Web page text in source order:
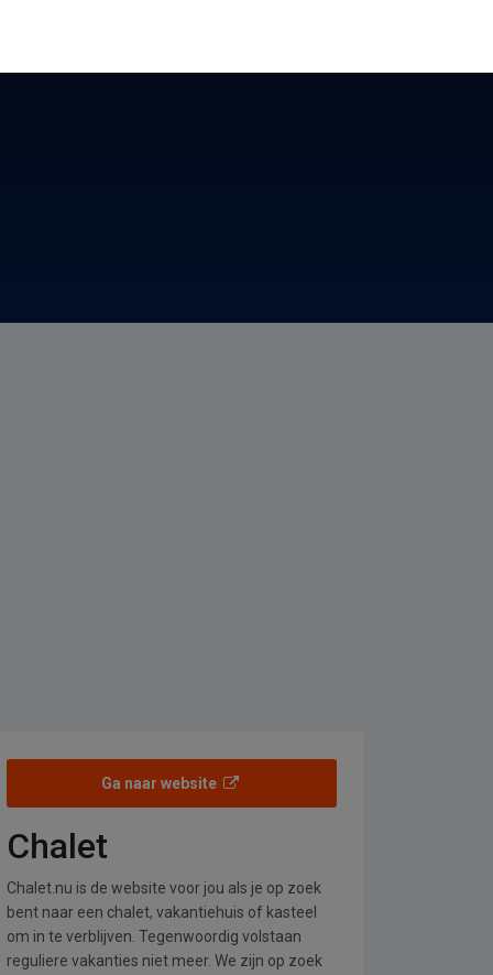
Ga naar website
Chalet
Chalet.nu is de website voor jou als je op zoek
bent naar een chalet, vakantiehuis of kasteel
om in te verblijven. Tegenwoordig volstaan
reguliere vakanties niet meer. We zijn op zoek